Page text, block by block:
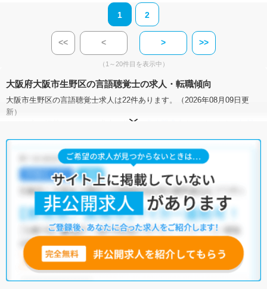
1 2
<< < > >>
（1～20件目を表示中）
大阪府大阪市生野区の言語聴覚士の求人・転職傾向
大阪市生野区の言語聴覚士求人は22件あります。（2026年08月09日更
新）
サイト上に掲載されている求人の他に、
う求人を提案させていただきます。
大阪市生野区の言語聴覚士求人では以下のような条件が人気です。
土日祝休・積極採用中・新卒OK・正社員(正職員) ・
クリニック・介護福祉施設・ 訪問リハビリ(在宅医療)・
小児リハビ
・保育園・その他
他の条件でも人気の求人がございますので、「こだわり条件」から検索
いただくか、お気軽にお問い合わせください。
全国の言語聴覚士求人
から検索いただくことも可能です。
無料転職支援サービスにお申し込みいただくと、ご希望条件をヒアリン